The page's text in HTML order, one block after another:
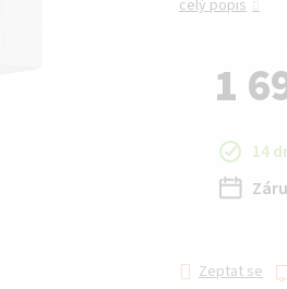
z 5
celý popis
1
14
Zeptat se